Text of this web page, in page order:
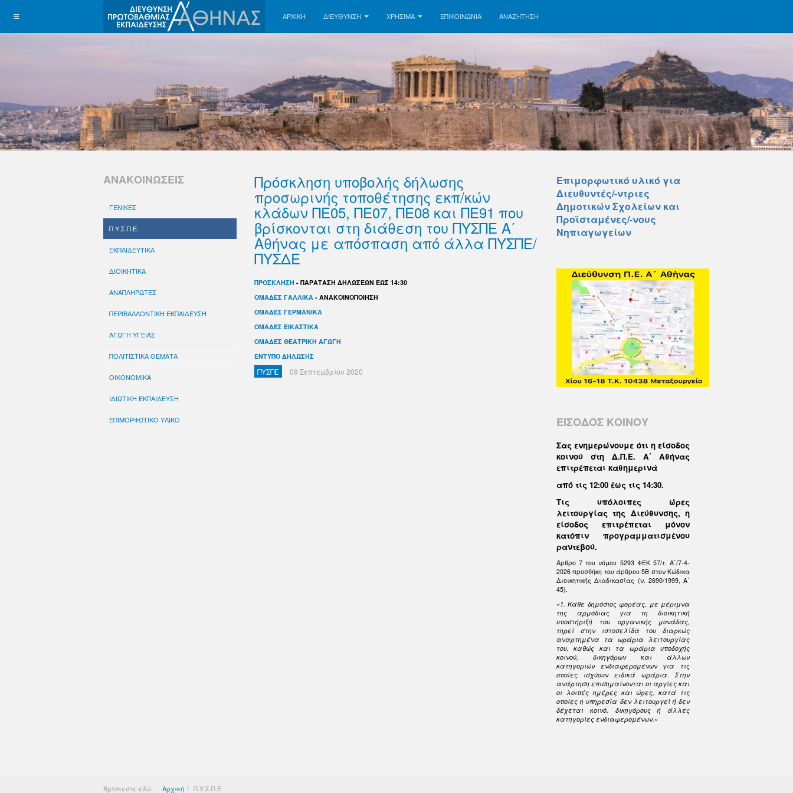
ΑΡΧΙΚΗ ΔΙΕΥΘΥΝΣΗ ΧΡΗΣΙΜΑ ΕΠΙΚΟΙΝΩΝΊΑ ΑΝΑΖΉΤΗΣΗ
Πρόσκληση υποβολής δήλωσης
προσωρινής τοποθέτησης εκπ/κών
κλάδων ΠΕ05, ΠΕ07, ΠΕ08 και ΠΕ91 που
βρίσκονται στη διάθεση του ΠΥΣΠΕ Α΄
Αθήνας με απόσπαση από άλλα ΠΥΣΠΕ/
ΠΥΣΔΕ
ΠΡΟΣΚΛΗΣΗ - ΠΑΡΑΤΑΣΗ ΔΗΛΩΣΕΩΝ ΕΩΣ 14:30
ΟΜΑΔΕΣ ΓΑΛΛΙΚΑ - ΑΝΑΚΟΙΝΟΠΟΙΗΣΗ
ΟΜΑΔΕΣ ΓΕΡΜΑΝΙΚΑ
ΟΜΑΔΕΣ ΕΙΚΑΣΤΙΚΑ
ΟΜΑΔΕΣ ΘΕΑΤΡΙΚΗ ΑΓΩΓΗ
ΕΝΤΥΠΟ ΔΗΛΩΣΗΣ
ΠΥΣΠΕ 09 Σεπτεμβρίου 2020
ΑΝΑΚΟΙΝΩΣΕΙΣ
ΓΕΝΙΚΕΣ
Π.Υ.Σ.Π.Ε.
ΕΚΠΑΙΔΕΥΤΙΚΑ
ΔΙΟΙΚΗΤΙΚΑ
ΑΝΑΠΛΗΡΩΤΕΣ
ΠΕΡΙΒΑΛΛΟΝΤΙΚΗ ΕΚΠΑΙΔΕΥΣΗ
ΑΓΩΓΗ ΥΓΕΙΑΣ
ΠΟΛΙΤΙΣΤΙΚΑ ΘΕΜΑΤΑ
ΟΙΚΟΝΟΜΙΚΑ
ΙΔΙΩΤΙΚΗ ΕΚΠΑΙΔΕΥΣΗ
ΕΠΙΜΟΡΦΩΤΙΚΟ ΥΛΙΚΟ
Επιμορφωτικό υλικό για
Διευθυντές/-ντριες
Δημοτικών Σχολείων και
Προϊσταμένες/-νους
Νηπιαγωγείων
ΕΙΣΟΔΟΣ ΚΟΙΝΟΥ
Σας ενημερώνουμε ότι η είσοδος
κοινού στη Δ.Π.Ε. Α΄ Αθήνας
επιτρέπεται καθημερινά
από τις 12:00 έως τις 14:30.
Τις υπόλοιπες ώρες
λειτουργίας της Διεύθυνσης, η
είσοδος επιτρέπεται μόνον
κατόπιν προγραμματισμένου
ραντεβού.
Άρθρο 7 του νόμου 5293 ΦΕΚ 57/τ. Α΄/7-4-
2026 προσθήκη του άρθρου 5Β στον Κώδικα
Διοικητικής Διαδικασίας (ν. 2690/1999, Α΄
45).
«1. Κάθε δημόσιος φορέας, με μέριμνα
της αρμόδιας για τη διοικητική
υποστήριξή του οργανικής μονάδας,
τηρεί στην ιστοσελίδα του διαρκώς
αναρτημένα τα ωράρια λειτουργίας
του, καθώς και τα ωράρια υποδοχής
κοινού, δικηγόρων και άλλων
κατηγοριών ενδιαφερομένων για τις
οποίες ισχύουν ειδικά ωράρια. Στην
ανάρτηση επισημαίνονται οι αργίες και
οι λοιπές ημέρες και ώρες, κατά τις
οποίες η υπηρεσία δεν λειτουργεί ή δεν
δέχεται κοινό, δικηγόρους ή άλλες
κατηγορίες ενδιαφερομένων.»
Βρίσκεστε εδώ: Αρχική Π.Υ.Σ.Π.Ε.